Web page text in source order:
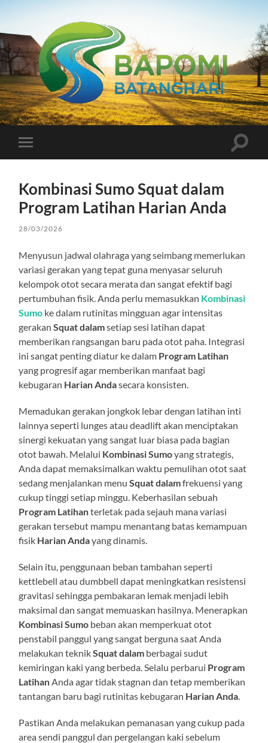
Bapomi
Batanghari
Toggle
mobile
Toggle
Kombinasi Sumo Squat dalam
Program Latihan Harian Anda
28/03/2026
Menyusun jadwal olahraga yang seimbang memerlukan
variasi gerakan yang tepat guna menyasar seluruh
kelompok otot secara merata dan sangat efektif bagi
pertumbuhan fisik. Anda perlu memasukkan Kombinasi
Sumo ke dalam rutinitas mingguan agar intensitas
gerakanSquat dalamsetiap sesi latihan dapat
memberikan rangsangan baru pada otot paha. Integrasi
ini sangat penting diatur ke dalam Program Latihan
yang progresif agar memberikan manfaat bagi
kebugaran Harian Andasecara konsisten.
Memadukan gerakan jongkok lebar dengan latihan inti
lainnya seperti lunges atau deadlift akan menciptakan
sinergi kekuatan yang sangat luar biasa pada bagian
otot bawah. Melalui Kombinasi Sumoyang strategis,
Anda dapat memaksimalkan waktu pemulihan otot saat
sedang menjalankan menuSquat dalamfrekuensi yang
cukup tinggi setiap minggu. Keberhasilan sebuah
Program Latihanterletak pada sejauh mana variasi
gerakan tersebut mampu menantang batas kemampuan
fisik Harian Andayang dinamis.
Selain itu, penggunaan beban tambahan seperti
kettlebell atau dumbbell dapat meningkatkan resistensi
gravitasi sehingga pembakaran lemak menjadi lebih
maksimal dan sangat memuaskan hasilnya. Menerapkan
Kombinasi Sumo beban akan memperkuat otot
penstabil panggul yang sangat berguna saat Anda
melakukan teknikSquat dalam berbagai sudut
kemiringan kaki yang berbeda. Selalu perbarui Program
Latihan Anda agar tidak stagnan dan tetap memberikan
tantangan baru bagi rutinitas kebugaran Harian Anda
Pastikan Anda melakukan pemanasan yang cukup pada
area sendi panggul dan pergelangan kaki sebelum